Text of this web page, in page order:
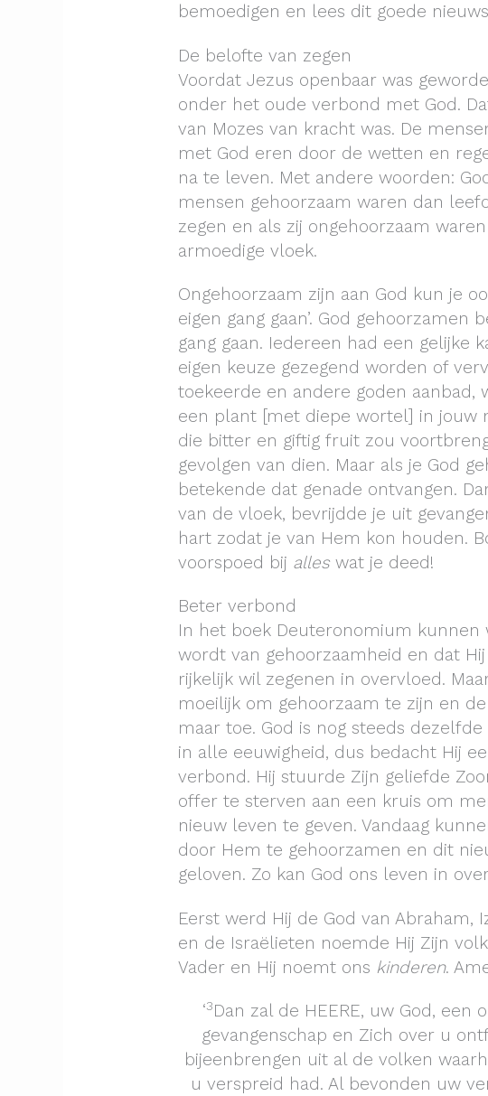
bemoedigen en lees dit goede
De belofte van zegen
Voordat Jezus openbaar was
onder het oude verbond met God.
van Mozes van kracht was. De
met God eren door de wetten en
na te leven. Met andere woorden:
mensen gehoorzaam waren dan
zegen en als zij ongehoorzaam
armoedige vloek.
Ongehoorzaam zijn aan God kun je
eigen gang gaan’. God gehoorzamen
gang gaan. Iedereen had een gelijke
eigen keuze gezegend worden of
toekeerde en andere goden aanbad,
een plant [met diepe wortel] in jouw
die bitter en giftig fruit zou
gevolgen van dien. Maar als je God
betekende dat genade ontvangen.
van de vloek, bevrijdde je uit
hart zodat je van Hem kon houden.
voorspoed bij alleswat je deed!
Beter verbond
In het boek Deuteronomium kunnen
wordt van gehoorzaamheid en dat
rijkelijk wil zegenen in overvloed.
moeilijk om gehoorzaam te zijn en
maar toe. God is nog steeds
in alle eeuwigheid, dus bedacht Hij
verbond. Hij stuurde Zijn geliefde
offer te sterven aan een kruis om
nieuw leven te geven. Vandaag
door Hem te gehoorzamen en dit
geloven. Zo kan God ons leven in
Eerst werd Hij de God van Abraham,
en de Israëlieten noemde Hij Zijn
Vader en Hij noemt ons kinderen.
‘3Dan zal de HEERE, uw God,
gevangenschap en Zich over u
bijeenbrengen uit al de volken
u verspreid had. Al bevonden uw